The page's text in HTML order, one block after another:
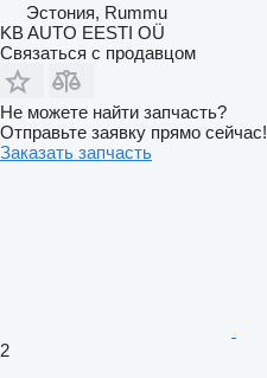
Эстония, Rummu
KB AUTO EESTI OÜ
Связаться с продавцом
Не можете найти запчасть?
Отправьте заявку прямо сейчас!
Заказать запчасть
2